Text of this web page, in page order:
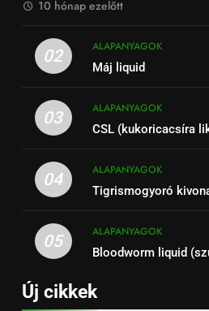
10 hónap ezelőtt
02
ALAPANYAGOK
Máj liquid
03
ALAPANYAGOK
CSL (kukoricacsíra
04
ALAPANYAGOK
Tigrismogyoró
05
ALAPANYAGOK
Bloodworm liquid
Új cikkek